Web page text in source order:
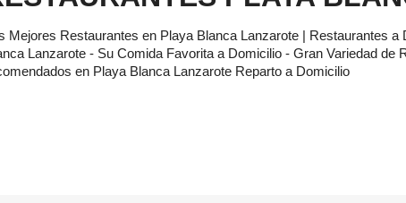
Mejores Restaurantes en Playa Blanca Lanzarote | Restaurantes a
Lanzarote - Su Comida Favorita a Domicilio - Gran Variedad de
en Playa Blanca Lanzarote Reparto a Domicilio